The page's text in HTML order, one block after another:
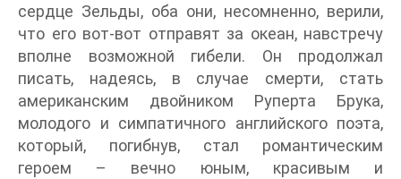
сердце Зельды, оба они, несомненно, верили,
что его вот-вот отправят за океан, навстречу
вполне возможной гибели. Он продолжал
писать, надеясь, в случае смерти, стать
американским двойником Руперта Брука,
молодого и симпатичного английского поэта,
который, погибнув, стал романтическим
героем – вечно юным, красивым и